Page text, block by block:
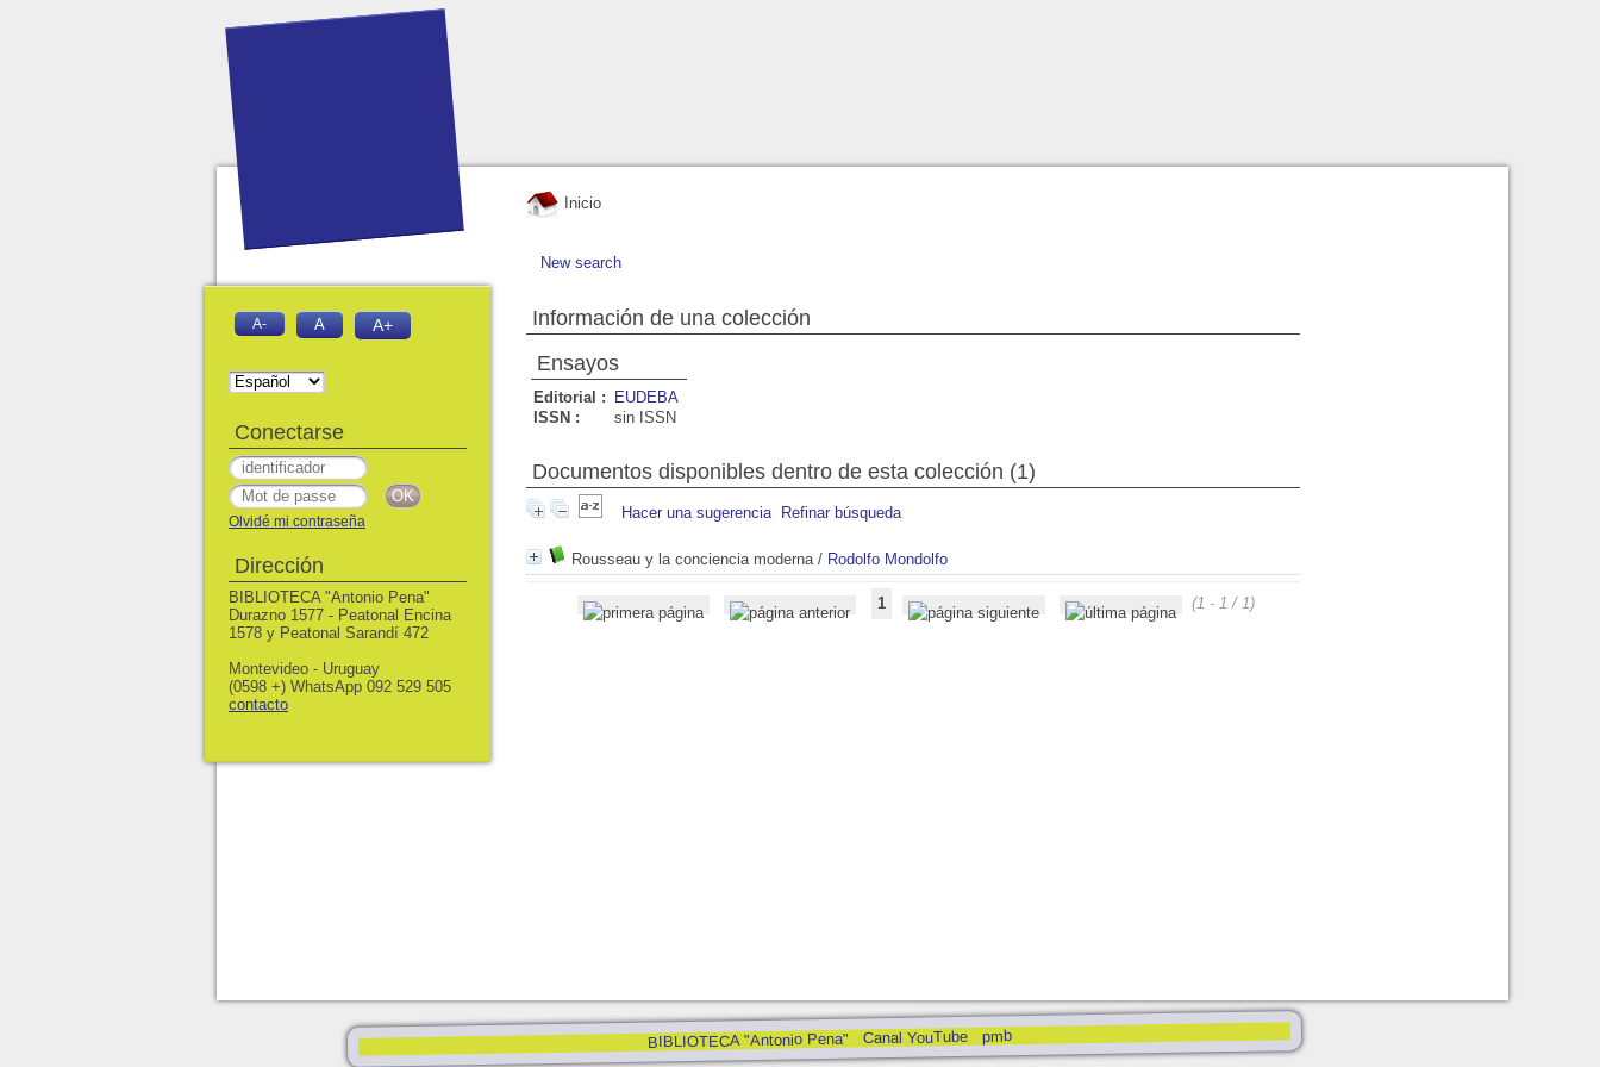
Inicio
New search
Información de una colección
Ensayos
Editorial :
EUDEBA
ISSN :
sin ISSN
Documentos disponibles dentro de esta colección (1)
Hacer una sugerencia Refinar búsqueda
Rousseau y la conciencia moderna/ Rodolfo Mondolfo
1 (1 - 1 / 1)
BIBLIOTECA "Antonio Pena" Canal YouTube pmb
A- A A+
Conectarse
Olvidé mi contraseña
Dirección
BIBLIOTECA "Antonio Pena"
Durazno 1577 - Peatonal Encina
1578 y Peatonal Sarandí 472
Montevideo - Uruguay
(0598 +) WhatsApp 092 529 505
contacto